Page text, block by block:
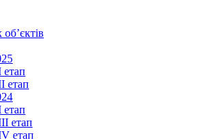
етап
етап
етап
етап
етап